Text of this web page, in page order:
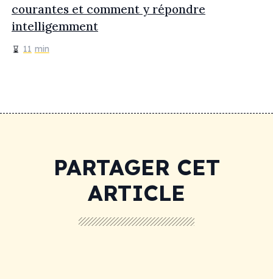
courantes et comment y répondre
intelligemment
11 min
PARTAGER CET
ARTICLE